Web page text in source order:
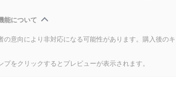
能について
の意向により非対応になる可能性があります。購入後のキ
プをクリックするとプレビューが表示されます。